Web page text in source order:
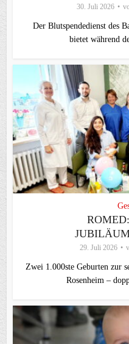
30. Juli 2026
Der Blutspendedienst des
bietet während
29. Juli 2026
Zwei 1.000ste Geburten zur
Rosenheim –